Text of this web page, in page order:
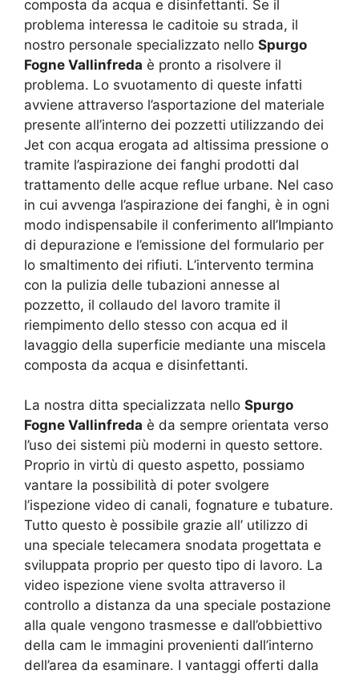
composta da acqua e disinfettanti. Se il
problema interessa le caditoie su strada, il
nostro personale specializzato nello Spurgo
Fogne Vallinfreda è pronto a risolvere il
problema. Lo svuotamento di queste infatti
avviene attraverso l’asportazione del materiale
presente all’interno dei pozzetti utilizzando dei
Jet con acqua erogata ad altissima pressione o
tramite l’aspirazione dei fanghi prodotti dal
trattamento delle acque reflue urbane. Nel caso
in cui avvenga l’aspirazione dei fanghi, è in ogni
modo indispensabile il conferimento all’Impianto
di depurazione e l’emissione del formulario per
lo smaltimento dei rifiuti. L’intervento termina
con la pulizia delle tubazioni annesse al
pozzetto, il collaudo del lavoro tramite il
riempimento dello stesso con acqua ed il
lavaggio della superficie mediante una miscela
composta da acqua e disinfettanti.
La nostra ditta specializzata nello Spurgo
Fogne Vallinfreda è da sempre orientata verso
l’uso dei sistemi più moderni in questo settore.
Proprio in virtù di questo aspetto, possiamo
vantare la possibilità di poter svolgere
l’ispezione video di canali, fognature e tubature.
Tutto questo è possibile grazie all’ utilizzo di
una speciale telecamera snodata progettata e
sviluppata proprio per questo tipo di lavoro. La
video ispezione viene svolta attraverso il
controllo a distanza da una speciale postazione
alla quale vengono trasmesse e dall’obbiettivo
della cam le immagini provenienti dall’interno
dell’area da esaminare. I vantaggi offerti dalla